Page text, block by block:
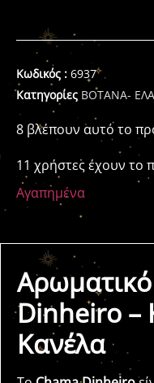
Κωδικός : 6937
Κατηγορίες ΒΟΤΑΝΑ-
8 βλέπουν αυτό το
11 χρήστες έχουν το
Αγαπημένα
Dinheiro –
Κανέλα